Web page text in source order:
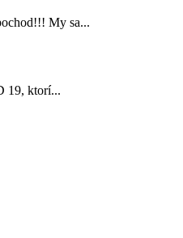
My sa...
19, ktorí...